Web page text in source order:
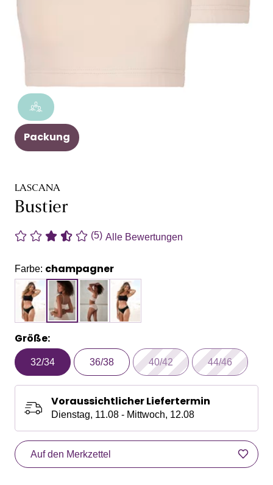
Packung
LASCANA
Bustier
(5) Alle Bewertungen
Farbe: champagner
Größe:
32/34 36/38 40/42 44/46
Voraussichtlicher Liefertermin
Dienstag, 11.08 - Mittwoch, 12.08
Auf den Merkzettel